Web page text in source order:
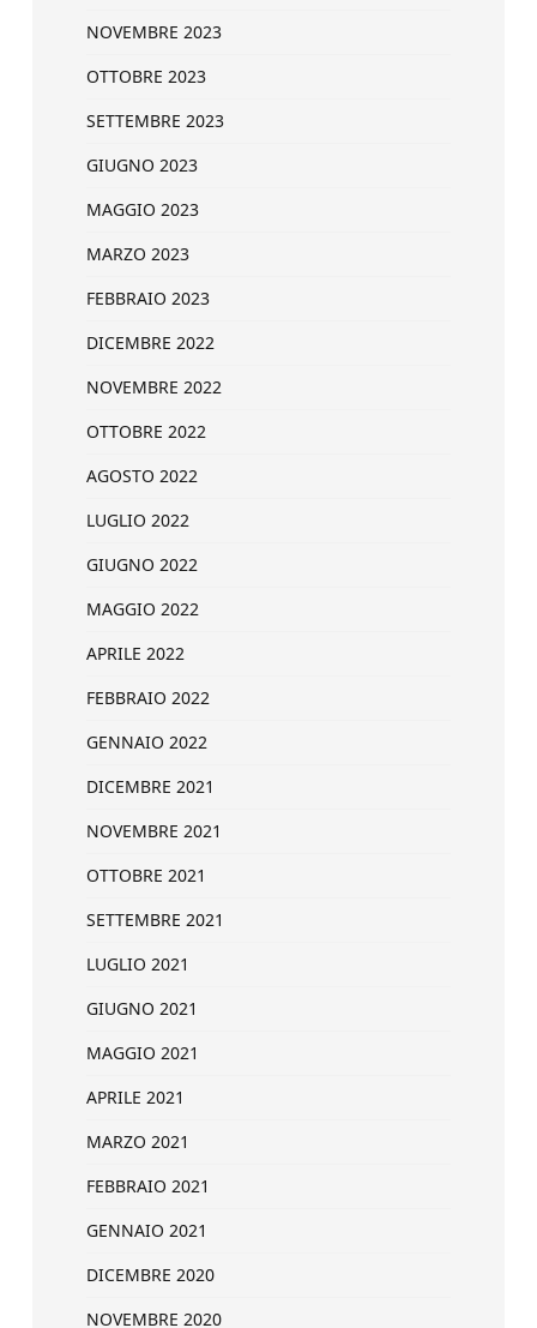
NOVEMBRE 2023
OTTOBRE 2023
SETTEMBRE 2023
GIUGNO 2023
MAGGIO 2023
MARZO 2023
FEBBRAIO 2023
DICEMBRE 2022
NOVEMBRE 2022
OTTOBRE 2022
AGOSTO 2022
LUGLIO 2022
GIUGNO 2022
MAGGIO 2022
APRILE 2022
FEBBRAIO 2022
GENNAIO 2022
DICEMBRE 2021
NOVEMBRE 2021
OTTOBRE 2021
SETTEMBRE 2021
LUGLIO 2021
GIUGNO 2021
MAGGIO 2021
APRILE 2021
MARZO 2021
FEBBRAIO 2021
GENNAIO 2021
DICEMBRE 2020
NOVEMBRE 2020